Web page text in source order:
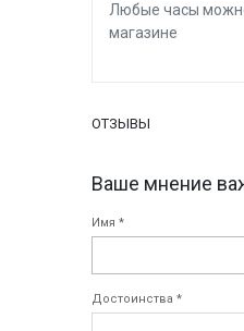
Любые часы
магазине
ОТЗЫВЫ
Ваше мнение
Имя *
Достоинства *